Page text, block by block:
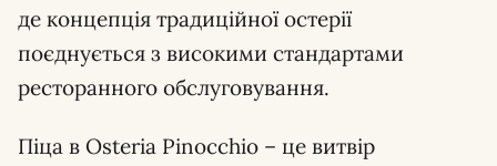
де концепція традиційної остерії
поєднується з високими стандартами
ресторанного обслуговування.
Піца в Osteria Pinocchio – це витвір